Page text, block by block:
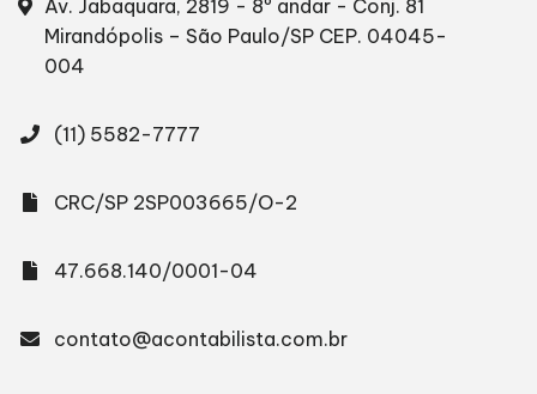
Av. Jabaquara, 2819 - 8º andar - Conj. 81
Mirandópolis – São Paulo/SP CEP. 04045-
004
(11) 5582-7777
CRC/SP 2SP003665/O-2
47.668.140/0001-04
contato@acontabilista.com.br